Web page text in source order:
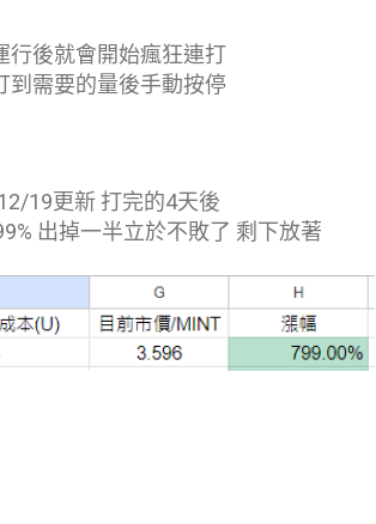
行後就會開始瘋狂連打
到需要的量後手動按停
19更新 打完的4天後
出掉一半立於不敗了 剩下放著